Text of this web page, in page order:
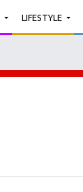
LIFESTYLE